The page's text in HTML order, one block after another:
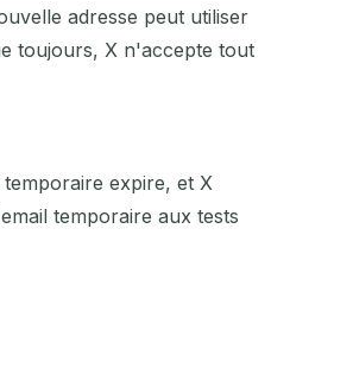
adresse peut utiliser
toujours, X n'accepte tout
expire, et X
temporaire aux tests